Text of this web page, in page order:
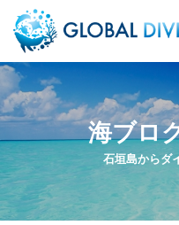
石垣島からダ
海ブロ